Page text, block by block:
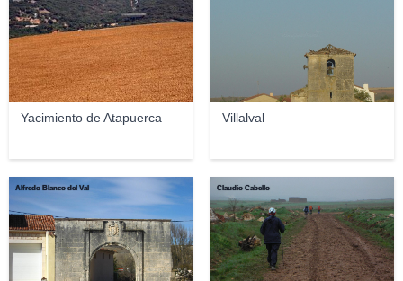
Yacimiento de Atapuerca Villalval
Alfredo Blanco del Val Claudio Cabello